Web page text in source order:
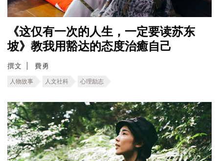
《这仅有一次的人生，一定要读苏东
坡》教我用豁达的态度治癒自己
撰文 費勇
人物故事 人文社科 心理励志